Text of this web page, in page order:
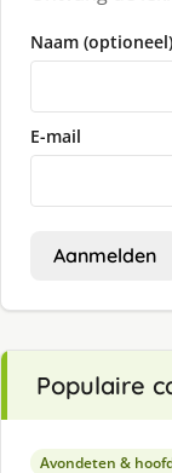
Naam (optioneel)
E-mail
Aanmelden
Populaire
Avondeten &